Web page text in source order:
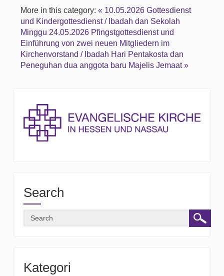
More in this category: « 10.05.2026 Gottesdienst
und Kindergottesdienst / Ibadah dan Sekolah
Minggu 24.05.2026 Pfingstgottesdienst und
Einführung von zwei neuen Mitgliedern im
Kirchenvorstand / Ibadah Hari Pentakosta dan
Peneguhan dua anggota baru Majelis Jemaat »
Search
Kategori